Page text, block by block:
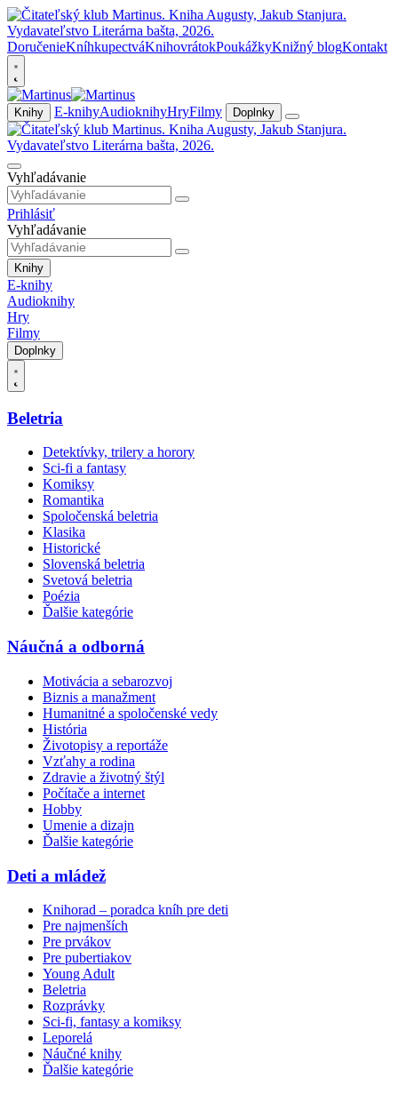
DoručenieKníhkupectváKnihovrátokPoukážkyKnižný blogKontakt
Knihy E-knihyAudioknihyHryFilmy Doplnky
Vyhľadávanie
Prihlásiť
Vyhľadávanie
Knihy
E-knihy
Audioknihy
Hry
Filmy
Doplnky
Beletria
Detektívky, trilery a horory
Sci-fi a fantasy
Komiksy
Romantika
Spoločenská beletria
Klasika
Historické
Slovenská beletria
Svetová beletria
Poézia
Ďalšie kategórie
Náučná a odborná
Motivácia a sebarozvoj
Biznis a manažment
Humanitné a spoločenské vedy
História
Životopisy a reportáže
Vzťahy a rodina
Zdravie a životný štýl
Počítače a internet
Hobby
Umenie a dizajn
Ďalšie kategórie
Deti a mládež
Knihorad – poradca kníh pre deti
Pre najmenších
Pre prvákov
Pre pubertiakov
Young Adult
Beletria
Rozprávky
Sci-fi, fantasy a komiksy
Leporelá
Náučné knihy
Ďalšie kategórie